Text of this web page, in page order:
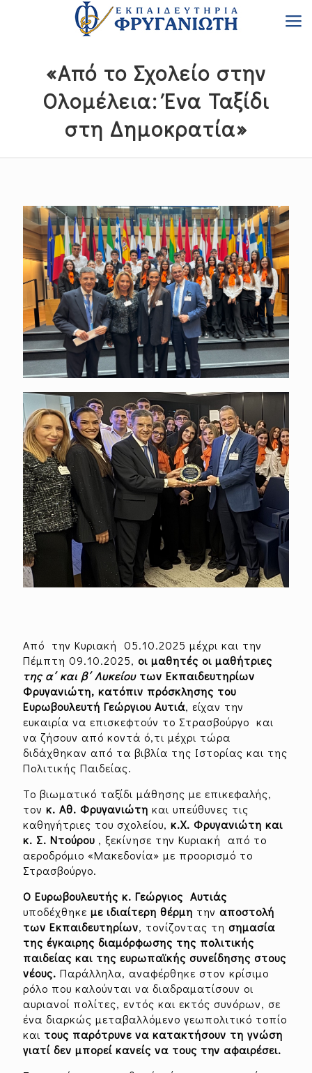
«Από το Σχολείο στην
Ολομέλεια: Ένα Ταξίδι
στη Δημοκρατία»
Από την Κυριακή 05.10.2025 μέχρι και την
Πέμπτη 09.10.2025, οι μαθητές oι μαθήτριες
της α΄ και β΄ Λυκείουτων Εκπαιδευτηρίων
Φρυγανιώτη, κατόπιν πρόσκλησης του
Ευρωβουλευτή Γεώργιου Αυτιά, είχαν την
ευκαιρία να επισκεφτούν το Στρασβούργο και
να ζήσουν από κοντά ό,τι μέχρι τώρα
διδάχθηκαν από τα βιβλία της Ιστορίας και της
Πολιτικής Παιδείας.
Το βιωματικό ταξίδι μάθησης με επικεφαλής,
τον κ. Αθ. Φρυγανιώτη και υπεύθυνες τις
καθηγήτριες του σχολείου, κ.Χ. Φρυγανιώτη και
κ. Σ. Ντούρου , ξεκίνησε την Κυριακή από το
αεροδρόμιο «Μακεδονία» με προορισμό το
Στρασβούργο.
Ο Ευρωβουλευτής κ. Γεώργιος Αυτιάς
υποδέχθηκε με ιδιαίτερη θέρμη την αποστολή
των Εκπαιδευτηρίων, τονίζοντας τη σημασία
της έγκαιρης διαμόρφωσης της πολιτικής
παιδείας και της ευρωπαϊκής συνείδησης στους
νέους. Παράλληλα, αναφέρθηκε στον κρίσιμο
ρόλο που καλούνται να διαδραματίσουν οι
αυριανοί πολίτες, εντός και εκτός συνόρων, σε
ένα διαρκώς μεταβαλλόμενο γεωπολιτικό τοπίο
και τους παρότρυνε να κατακτήσουν τη γνώση
γιατί δεν μπορεί κανείς να τους την αφαιρέσει.